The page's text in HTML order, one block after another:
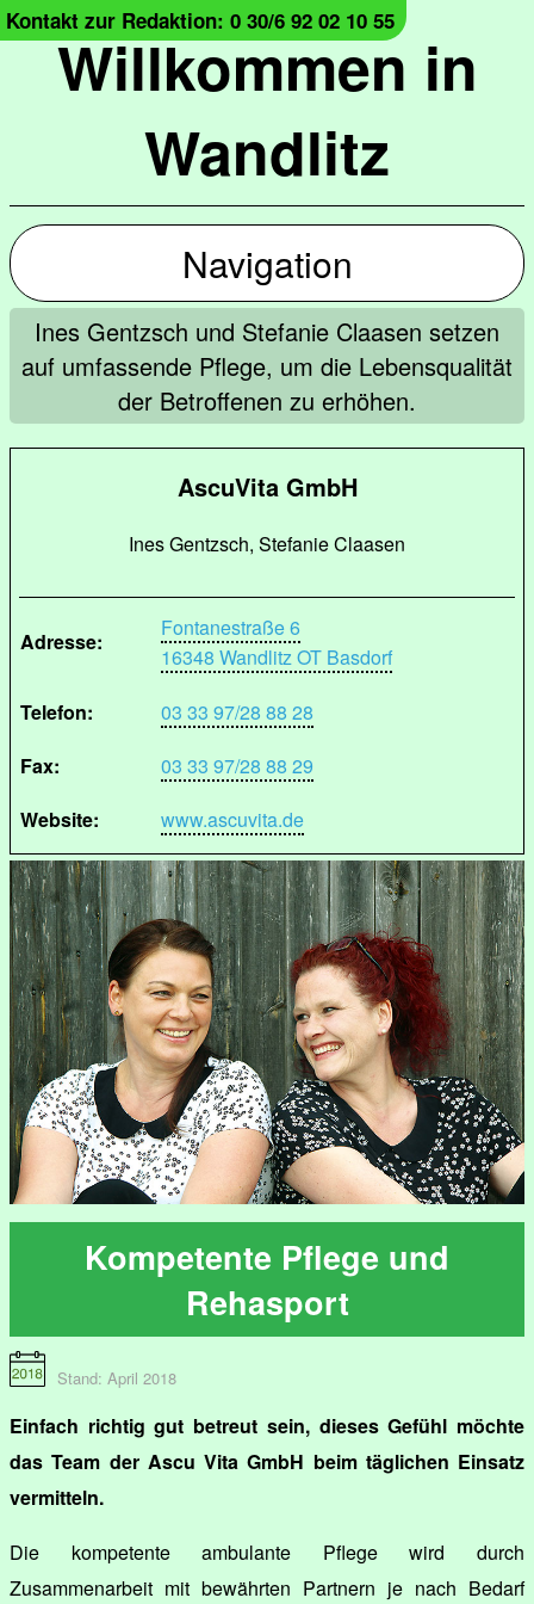
Willkommen in
Wandlitz
Kontakt zur Redaktion: 0 30/6 92 02 10 55
Navigation
Ines Gentzsch und Stefanie Claasen setzen
auf umfassende Pflege, um die Lebensqualität
der Betroffenen zu erhöhen.
AscuVita GmbH
Ines Gentzsch, Stefanie Claasen
Adresse:
Fontanestraße 6
16348 Wandlitz OT Basdorf
Telefon:
03 33 97/28 88 28
Fax:
03 33 97/28 88 29
Website:
www.ascuvita.de
Kompetente Pflege und
Rehasport
Stand: April 2018
Einfach richtig gut betreut sein, dieses Gefühl möchte
das Team der Ascu Vita GmbH beim täglichen Einsatz
vermitteln.
Die kompetente ambulante Pflege wird durch
Zusammenarbeit mit bewährten Partnern je nach Bedarf